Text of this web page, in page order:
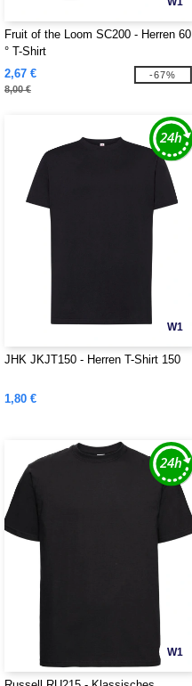
Fruit of the Loom SC200 - Herren 60
° T-Shirt
2,67 €
8,00 €
-67%
W1
JHK JKJT150 - Herren T-Shirt 150
1,80 €
W1